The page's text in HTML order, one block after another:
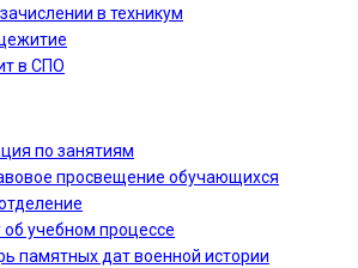
в техникум
в СПО
по занятиям
просвещение обучающихся
об учебном процессе
памятных дат военной истории